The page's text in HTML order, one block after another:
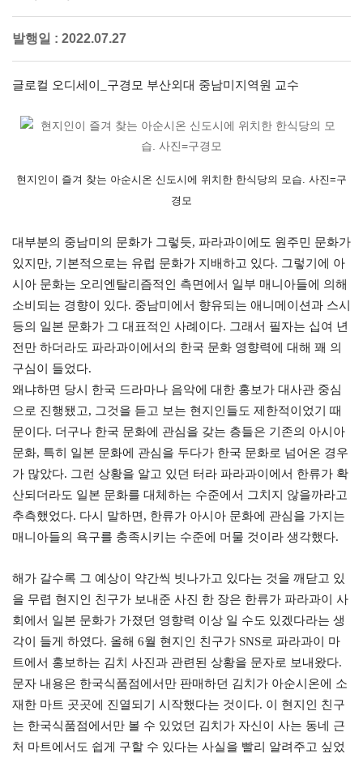
발행일 : 2022.07.27
글로컬 오디세이_구경모 부산외대 중남미지역원 교수
현지인이 즐겨 찾는 아순시온 신도시에 위치한 한식당의 모습. 사진=구
경모
대부분의 중남미의 문화가 그렇듯, 파라과이에도 원주민 문화가
있지만, 기본적으로는 유럽 문화가 지배하고 있다. 그렇기에 아
시아 문화는 오리엔탈리즘적인 측면에서 일부 매니아들에 의해
소비되는 경향이 있다. 중남미에서 향유되는 애니메이션과 스시
등의 일본 문화가 그 대표적인 사례이다. 그래서 필자는 십여 년
전만 하더라도 파라과이에서의 한국 문화 영향력에 대해 꽤 의
구심이 들었다.
왜냐하면 당시 한국 드라마나 음악에 대한 홍보가 대사관 중심
으로 진행됐고, 그것을 듣고 보는 현지인들도 제한적이었기 때
문이다. 더구나 한국 문화에 관심을 갖는 층들은 기존의 아시아
문화, 특히 일본 문화에 관심을 두다가 한국 문화로 넘어온 경우
가 많았다. 그런 상황을 알고 있던 터라 파라과이에서 한류가 확
산되더라도 일본 문화를 대체하는 수준에서 그치지 않을까라고
추측했었다. 다시 말하면, 한류가 아시아 문화에 관심을 가지는
매니아들의 욕구를 충족시키는 수준에 머물 것이라 생각했다.
해가 갈수록 그 예상이 약간씩 빗나가고 있다는 것을 깨닫고 있
을 무렵 현지인 친구가 보내준 사진 한 장은 한류가 파라과이 사
회에서 일본 문화가 가졌던 영향력 이상 일 수도 있겠다라는 생
각이 들게 하였다. 올해 6월 현지인 친구가 SNS로 파라과이 마
트에서 홍보하는 김치 사진과 관련된 상황을 문자로 보내왔다.
문자 내용은 한국식품점에서만 판매하던 김치가 아순시온에 소
재한 마트 곳곳에 진열되기 시작했다는 것이다. 이 현지인 친구
는 한국식품점에서만 볼 수 있었던 김치가 자신이 사는 동네 근
처 마트에서도 쉽게 구할 수 있다는 사실을 빨리 알려주고 싶었